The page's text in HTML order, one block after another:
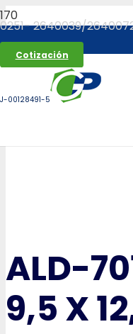
0251- 2640039/
Cotización
J-00128491-5
ALD-
9,5 X